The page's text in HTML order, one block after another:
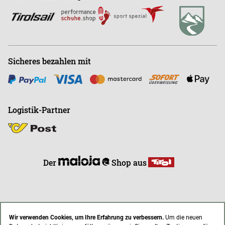
Wir verwenden Cookies, um Ihre Erfahrung zu verbessern. Um die neuen
Sicheres bezahlen mit
Logistik-Partner
Der Shop aus